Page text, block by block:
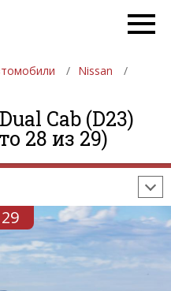
Nissan
Cab (D23)
28 из 29)
ДЕВУШКИ
1